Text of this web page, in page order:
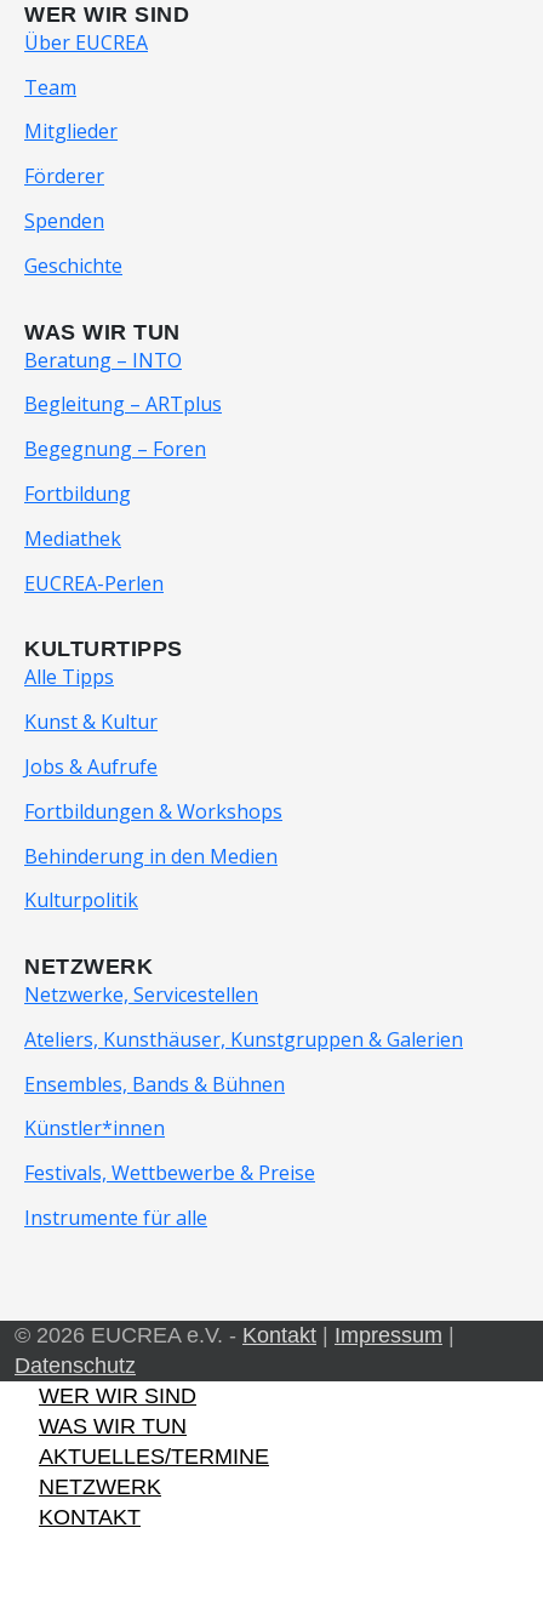
WER WIR SIND
Über EUCREA
Team
Mitglieder
Förderer
Spenden
Geschichte
WAS WIR TUN
Beratung – INTO
Begleitung – ARTplus
Begegnung – Foren
Fortbildung
Mediathek
EUCREA-Perlen
KULTURTIPPS
Alle Tipps
Kunst & Kultur
Jobs & Aufrufe
Fortbildungen & Workshops
Behinderung in den Medien
Kulturpolitik
NETZWERK
Netzwerke, Servicestellen
Ateliers, Kunsthäuser, Kunstgruppen & Galerien
Ensembles, Bands & Bühnen
Künstler*innen
Festivals, Wettbewerbe & Preise
Instrumente für alle
© 2026 EUCREA e.V. - Kontakt | Impressum |
Datenschutz
WER WIR SIND
WAS WIR TUN
AKTUELLES/TERMINE
NETZWERK
KONTAKT